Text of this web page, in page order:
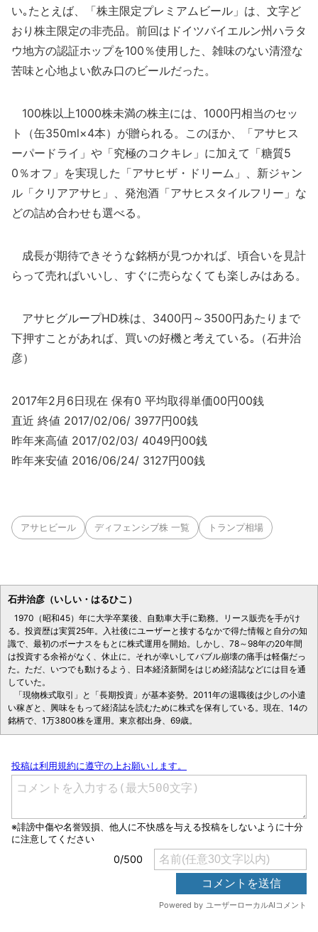
い｡たとえば、「株主限定プレミアムビール」は、文字ど
おり株主限定の非売品。前回はドイツバイエルン州ハラタ
ウ地方の認証ホップを100％使用した、雑味のない清澄な
苦味と心地よい飲み口のビールだった。
100株以上1000株未満の株主には、1000円相当のセッ
ト（缶350ml×4本）が贈られる。このほか、「アサヒス
ーパードライ」や「究極のコクキレ」に加えて「糖質5
0％オフ」を実現した「アサヒザ・ドリーム」、新ジャン
ル「クリアアサヒ」、発泡酒「アサヒスタイルフリー」な
どの詰め合わせも選べる。
成長が期待できそうな銘柄が見つかれば、頃合いを見計
らって売ればいいし、すぐに売らなくても楽しみはある。
アサヒグループHD株は、3400円～3500円あたりまで
下押すことがあれば、買いの好機と考えている｡（石井治
彦）
2017年2月6日現在 保有0 平均取得単価00円00銭
直近 終値 2017/02/06/ 3977円00銭
昨年来高値 2017/02/03/ 4049円00銭
昨年来安値 2016/06/24/ 3127円00銭
アサヒビール ディフェンシブ株 一覧 トランプ相場
石井治彦（いしい・はるひこ）
1970（昭和45）年に大学卒業後、自動車大手に勤務。リース販売を手がけ
る。投資歴は実質25年。入社後にユーザーと接するなかで得た情報と自分の知
識で、最初のボーナスをもとに株式運用を開始。しかし、78～98年の20年間
は投資する余裕がなく、休止に。それが幸いしてバブル崩壊の痛手は軽傷だっ
た。ただ、いつでも動けるよう、日本経済新聞をはじめ経済誌などには目を通
していた。
「現物株式取引」と「長期投資」が基本姿勢。2011年の退職後は少しの小遣
い稼ぎと、興味をもって経済誌を読むために株式を保有している。現在、14の
銘柄で、1万3800株を運用。東京都出身、69歳。